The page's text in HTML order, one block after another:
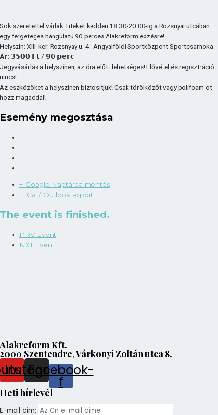
Sok szeretettel várlak Titeket kedden 18:30-20:00-ig a Rozsnyai utcában
egy fergeteges hangulatú 90 perces Alakreform edzésre!
Helyszín: XIII. ker. Rozsnyay u. 4., Angyalföldi Sportközpont Sportcsarnoka
Ár: 𝟯𝟱𝟬𝟬 𝗙𝘁 / 𝟵𝟬 𝗽𝗲𝗿𝗰
Jegyvásárlás a helyszínen, az óra előtt lehetséges! Elővétel és regisztráció
nincs!
Az eszközöket a helyszínen biztosítjuk! Csak törölközőt vagy polifoam-ot
hozz magaddal!
Esemény megosztása
+ Google Naptárba mentés
+ iCal / Outlook export
The event is finished.
PRV Event
NXT Event
Alakreform Kft.
2000 Szentendre, Várkonyi Zoltán utca 8.
Instagram
Facebook-
f
Heti hírlevél
E-mail cím: